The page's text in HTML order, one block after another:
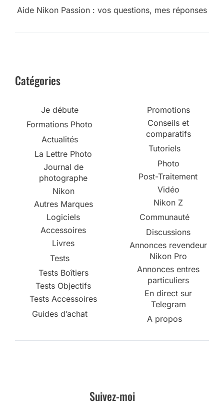
Aide Nikon Passion : vos questions, mes réponses
Catégories
Je débute
Formations Photo
Actualités
La Lettre Photo
Journal de
photographe
Nikon
Autres Marques
Logiciels
Accessoires
Livres
Tests
Tests Boîtiers
Tests Objectifs
Tests Accessoires
Guides d’achat
Promotions
Conseils et
comparatifs
Tutoriels
Photo
Post-Traitement
Vidéo
Nikon Z
Communauté
Discussions
Annonces revendeur
Nikon Pro
Annonces entres
particuliers
En direct sur
Telegram
A propos
Suivez-moi